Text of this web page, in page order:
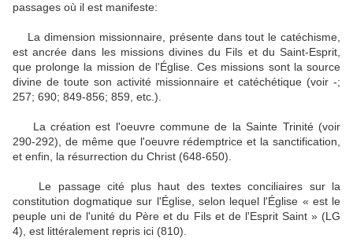
passages où il est manifeste:
La dimension missionnaire, présente dans tout le catéchisme,
est ancrée dans les missions divines du Fils et du Saint-Esprit,
que prolonge la mission de l'Église. Ces missions sont la source
divine de toute son activité missionnaire et catéchétique (voir -;
257; 690; 849-856; 859, etc.).
La création est l'oeuvre commune de la Sainte Trinité (voir
290-292), de même que l'oeuvre rédemptrice et la sanctification,
et enfin, la résurrection du Christ (648-650).
Le passage cité plus haut des textes conciliaires sur la
constitution dogmatique sur l'Église, selon lequel l'Église « est le
peuple uni de l'unité du Père et du Fils et de l'Esprit Saint » (LG
4), est littéralement repris ici (810).